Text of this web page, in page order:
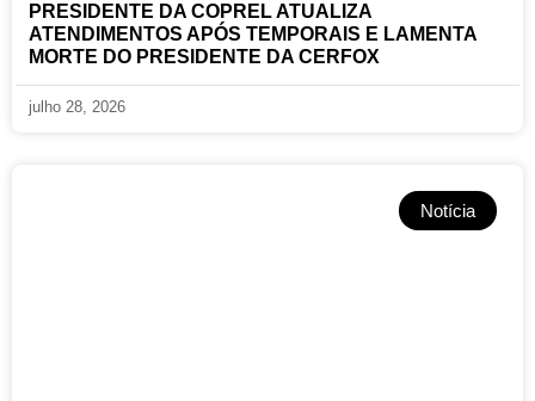
PRESIDENTE DA COPREL ATUALIZA
ATENDIMENTOS APÓS TEMPORAIS E LAMENTA
MORTE DO PRESIDENTE DA CERFOX
julho 28, 2026
Notícia